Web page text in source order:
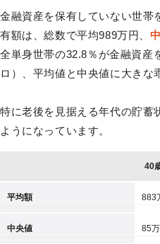
金融資産を保有していない世帯
有額は、総数で平均989万円、
全単身世帯の32.8％が金融資産
ロ）、平均値と中央値に大きな
特に老後を見据える年代の貯蓄
ようになっています。
40
平均額 883
中央値 85